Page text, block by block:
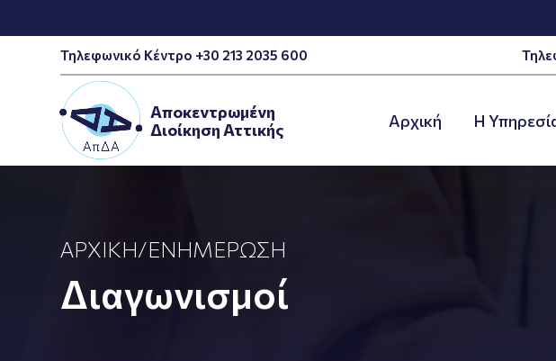
Τηλεφωνικό Κέντρο +30 213 2035 600
Αποκεντρωμένη
Διοίκηση Αττικής
Aρχική Η
ΑΡΧΙΚΉ/ΕΝΗΜΈΡΩΣΗ
Διαγωνισμοί